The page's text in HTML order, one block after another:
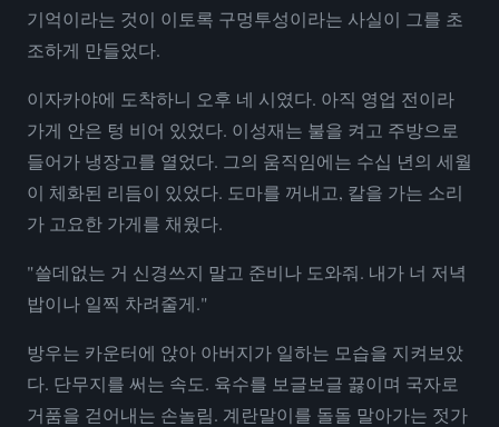
기억이라는 것이 이토록 구멍투성이라는 사실이 그를 초
조하게 만들었다.
이자카야에 도착하니 오후 네 시였다. 아직 영업 전이라
가게 안은 텅 비어 있었다. 이성재는 불을 켜고 주방으로
들어가 냉장고를 열었다. 그의 움직임에는 수십 년의 세월
이 체화된 리듬이 있었다. 도마를 꺼내고, 칼을 가는 소리
가 고요한 가게를 채웠다.
"쓸데없는 거 신경쓰지 말고 준비나 도와줘. 내가 너 저녁
밥이나 일찍 차려줄게."
방우는 카운터에 앉아 아버지가 일하는 모습을 지켜보았
다. 단무지를 써는 속도. 육수를 보글보글 끓이며 국자로
거품을 걷어내는 손놀림. 계란말이를 돌돌 말아가는 젓가